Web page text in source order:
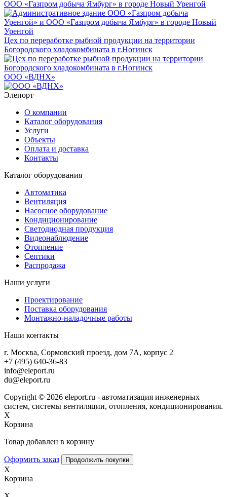
ООО «Газпром добыча Ямбург» в городе Новый Уренгой
Цех по переработке рыбной продукции на территории
Богородского хладокомбината в г.Ногинск
ООО «ВДНХ»
Элепорт
О компании
Каталог оборудования
Услуги
Объекты
Оплата и доставка
Контакты
Каталог оборудования
Автоматика
Вентиляция
Насосное оборудование
Кондиционирование
Светодиодная продукция
Видеонаблюдение
Отопление
Септики
Распродажа
Наши услуги
Проектирование
Поставка оборудования
Монтажно-наладочные работы
Наши контакты
г. Москва, Сормовский проезд, дом 7А, корпус 2
+7 (495) 640-36-83
info@eleport.ru
du@eleport.ru
Copyright © 2026 eleport.ru - автоматизация инженерных
систем, системы вентиляции, отопления, кондиционирования.
X
Корзина
Товар добавлен в корзину
Оформить заказ Продолжить покупки
X
Корзина